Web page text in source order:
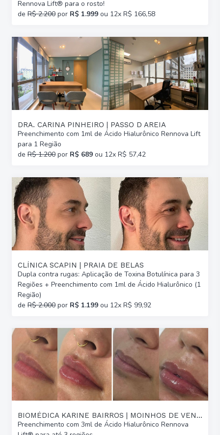
Rennova Lift® para o rosto!
de R$ 2.200 por R$ 1.999 ou 12x R$ 166,58
DRA. CARINA PINHEIRO | PASSO D AREIA
Preenchimento com 1ml de Ácido Hialurônico Rennova Lift
para 1 Região
de R$ 1.200 por R$ 689 ou 12x R$ 57,42
CLÍNICA SCAPIN | PRAIA DE BELAS
Dupla contra rugas: Aplicação de Toxina Botulínica para 3
Regiões + Preenchimento com 1ml de Ácido Hialurônico (1
Região)
de R$ 2.000 por R$ 1.199 ou 12x R$ 99,92
BIOMÉDICA KARINE BAIRROS | MOINHOS DE VENTO
Preenchimento com 3ml de Ácido Hialurônico Rennova